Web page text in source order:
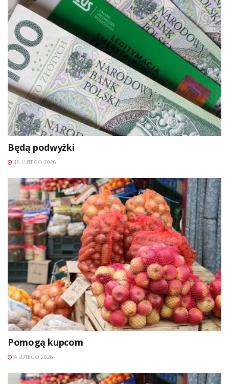
Będą podwyżki
16 LUTEGO 2026
Pomogą kupcom
4 LUTEGO 2026